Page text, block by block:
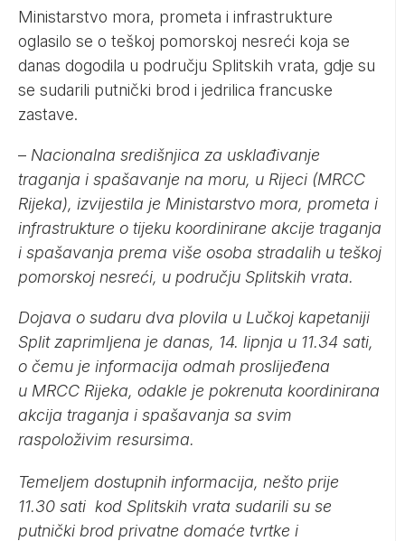
Ministarstvo mora, prometa i infrastrukture
oglasilo se o teškoj pomorskoj nesreći koja se
danas dogodila u području Splitskih vrata, gdje su
se sudarili putnički brod i jedrilica francuske
zastave.
– Nacionalna središnjica za usklađivanje
traganja i spašavanje na moru, u Rijeci (MRCC
Rijeka), izvijestila je Ministarstvo mora, prometa i
infrastrukture o tijeku koordinirane akcije traganja
i spašavanja prema više osoba stradalih u teškoj
pomorskoj nesreći, u području Splitskih vrata.
Dojava o sudaru dva plovila u Lučkoj kapetaniji
Split zaprimljena je danas, 14. lipnja u 11.34 sati,
o čemu je informacija odmah proslijeđena
u MRCC Rijeka, odakle je pokrenuta koordinirana
akcija traganja i spašavanja sa svim
raspoloživim resursima.
Temeljem dostupnih informacija, nešto prije
11.30 sati kod Splitskih vrata sudarili su se
putnički brod privatne domaće tvrtke i